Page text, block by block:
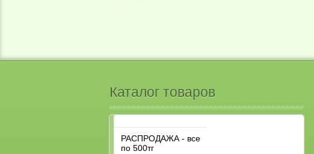
Каталог товаров
РАСПРОДАЖА - все
по 500тг